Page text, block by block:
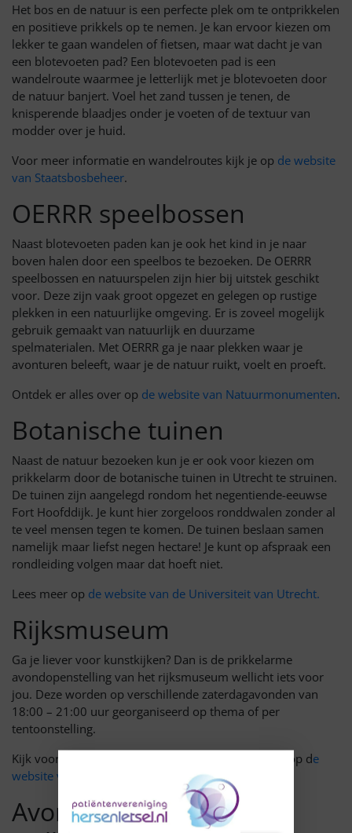
Het bos en de natuur is een perfecte plek om te ontprikkelen
en positieve prikkels op te nemen. Je kan ervoor kiezen om
lekker te gaan wandelen of fietsen, maar wat dacht je van
een blotevoeten pad? Een blotevoeten pad is een
wandelroute waarmee je letterlijk met je blotevoeten door
de natuur banjert. Voel het zand tussen je tenen, de
knisperende blaadjes onder je voeten of de textuur van
modder over je huid.
Voor meer informatie en wandelroutes kijk je op de website
van Staatsbosbeheer.
OERRR speelbossen
Naast blotevoeten paden kan je ook het kind in je naar
boven halen door een speelbos te bezoeken. De OERRR
speelbossen en natuurspelen zijn hier bij uitstek geschikt
voor. Deze zijn vaak groot opgezet en gelegen op rustige
plekken in een natuurlijke omgeving. Er is zoveel mogelijk
gebruik gemaakt van natuurlijk en duurzame
spelmaterialen. Met OERRR ga je naar plekken waar je
avonturen beleeft, waar je de natuur ruikt, voelt en proeft.
Ontdek er alles over op de website van Natuurmonumenten.
Botanische tuinen
Naast de natuur bezoeken kun je er ook voor kiezen om
prikkelarm door de botanische tuinen in Utrecht te struinen.
De tuinen zijn aangelegd rondom het negentiende-eeuwse
Fort Hoofddijk. Je kunt hier zorgeloos ronddwalen zonder al
te veel mensen tegen te komen. De tuinen beslaan samen
namelijk maar liefst negen hectare! Je kunt op afspraak een
rondleiding volgen maar dat hoeft niet.
Lees meer op de website van de Universiteit van Utrecht.
Rijksmuseum
Ga je liever voor kunstkijken? Dan is de prikkelarme
avondopenstelling van het rijksmuseum wellicht iets voor
jou. Deze worden op verschillende zaterdagavonden van
18:00 – 21:00 uur georganiseerd op thema of per
tentoonstelling.
Kijk voor actuele data en het boeken van je bezoek op de
website van het Rijksmuseum.
Avonturenpark